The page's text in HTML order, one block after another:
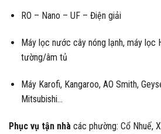
RO – Nano – UF – Điện giải
Máy lọc nước cây nóng lạnh, máy lọc
tường/âm tủ
Máy Karofi, Kangaroo, AO Smith,
Mitsubishi…
Phục vụ tận nhà các phường: Cổ Nhuế,